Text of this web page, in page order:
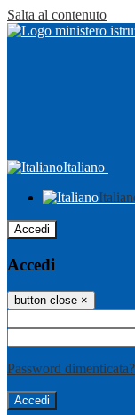
Salta al contenuto
Italiano
Accedi
Accedi
button close ×
Password dimenticata?